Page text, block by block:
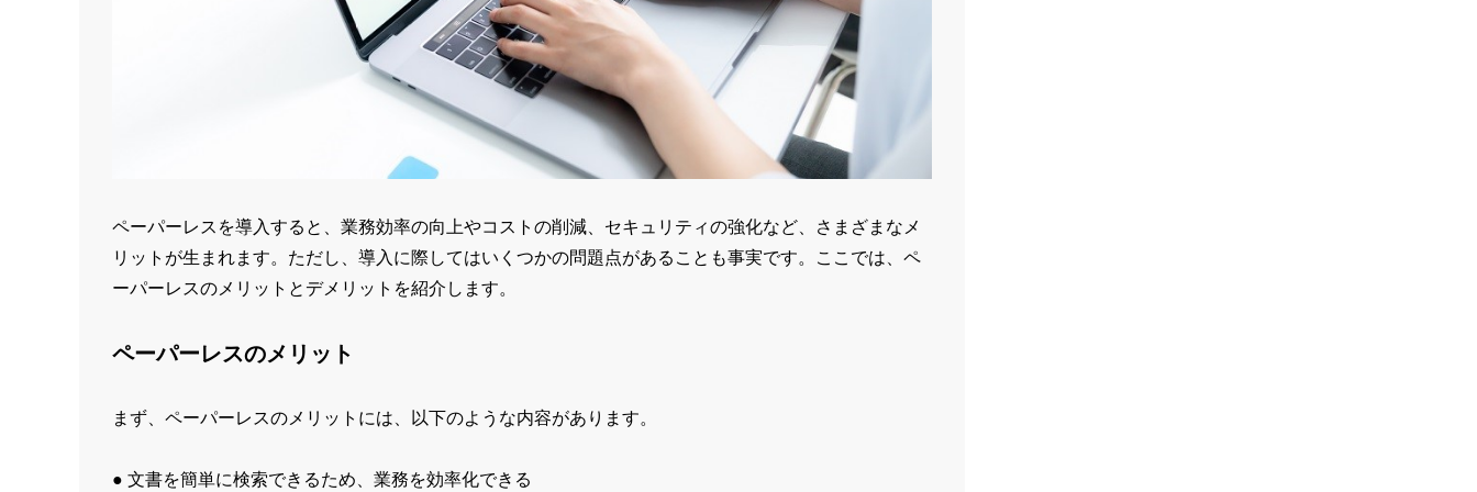
ペーパーレスを導入すると、業務効率の向上やコストの削減、セキュリティの強化など、さまざまなメ
リットが生まれます。ただし、導入に際してはいくつかの問題点があることも事実です。ここでは、ペ
ーパーレスのメリットとデメリットを紹介します。
ペーパーレスのメリット
まず、ペーパーレスのメリットには、以下のような内容があります。
● 文書を簡単に検索できるため、業務を効率化できる